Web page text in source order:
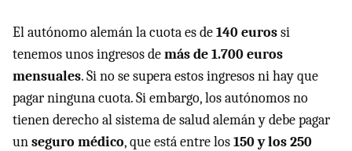
El autónomo alemán la cuota es de140 eurossi
tenemos unos ingresos demás de 1.700 euros
mensuales. Si no se supera estos ingresos ni hay que
pagar ninguna cuota. Si embargo, los autónomos no
tienen derecho al sistema de salud alemán y debe pagar
unseguro médico, que está entre los150 y los 250